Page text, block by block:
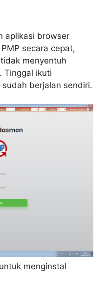
aplikasi browser
secara cepat,
menyentuh
Tinggal ikuti
berjalan sendiri.
menginstal